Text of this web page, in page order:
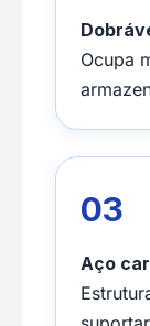
Ocupa
03
Aço